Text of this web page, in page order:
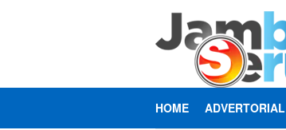
HOME ADVERTORIAL